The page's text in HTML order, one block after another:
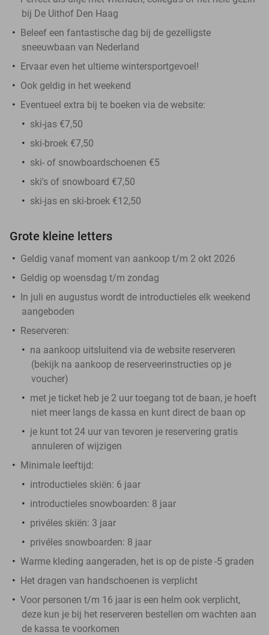
bij De Uithof Den Haag
Beleef een fantastische dag bij de gezelligste
sneeuwbaan van Nederland
Ervaar even het ultieme wintersportgevoel!
Ook geldig in het weekend
Eventueel extra bij te boeken via de website:
ski-jas €7,50
ski-broek €7,50
ski- of snowboardschoenen €5
ski's of snowboard €7,50
ski-jas en ski-broek €12,50
Grote kleine letters
Geldig vanaf moment van aankoop t/m 2 okt 2026
Geldig op woensdag t/m zondag
In juli en augustus wordt de introductieles elk weekend
aangeboden
Reserveren:
na aankoop uitsluitend via de website reserveren
(bekijk na aankoop de reserveerinstructies op je
voucher)
met je ticket heb je 2 uur toegang tot de baan, je hoeft
niet meer langs de kassa en kunt direct de baan op
je kunt tot 24 uur van tevoren je reservering gratis
annuleren of wijzigen
Minimale leeftijd:
introductieles skiën: 6 jaar
introductieles snowboarden: 8 jaar
privéles skiën: 3 jaar
privéles snowboarden: 8 jaar
Warme kleding aangeraden, het is op de piste -5 graden
Het dragen van handschoenen is verplicht
Voor personen t/m 16 jaar is een helm ook verplicht,
deze kun je bij het reserveren bestellen om wachten aan
de kassa te voorkomen